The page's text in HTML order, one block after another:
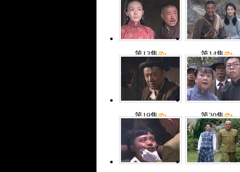
第13集 第14集
第19集 第20集